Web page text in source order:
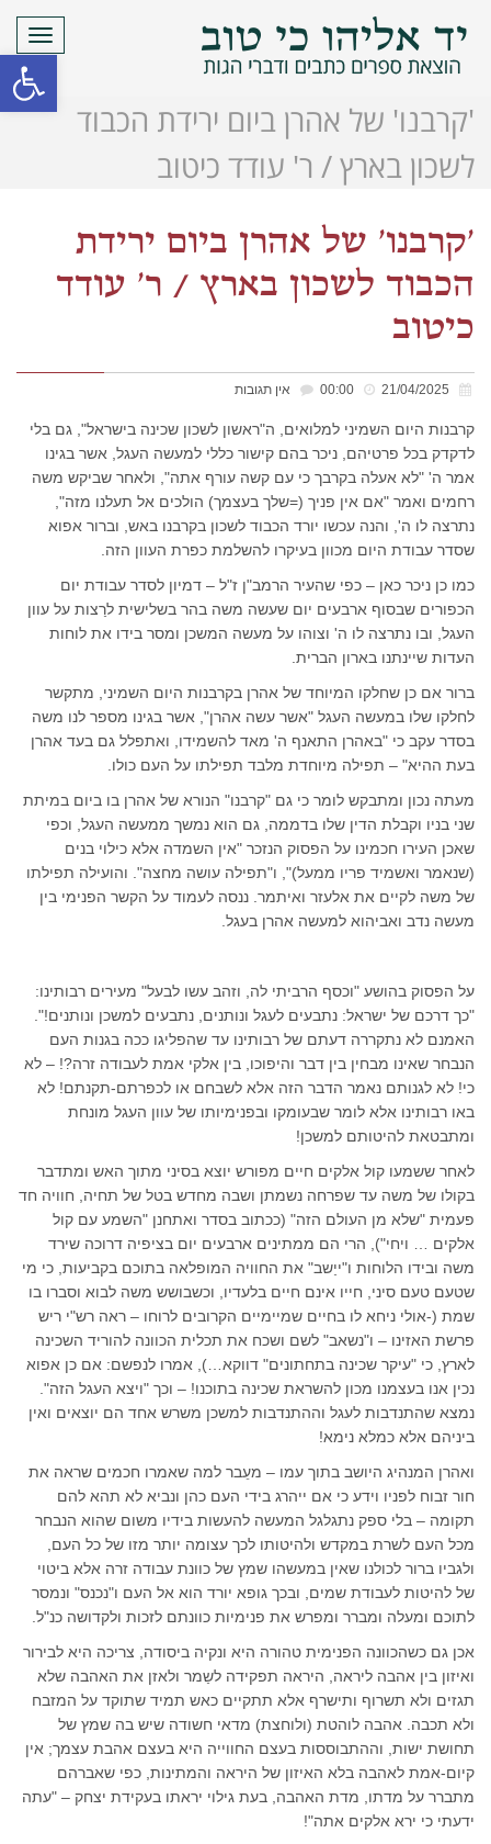
פתח
'קרבנו' של אהרן ביום ירידת הכבוד
לשכון בארץ / ר' עודד כיטוב
'קרבנו' של אהרן ביום ירידת
הכבוד לשכון בארץ / ר' עודד
כיטוב
אין תגובות
קרבנות היום השמיני למלואים, ה"ראשון לשכון שכינה בישראל", גם בלי
לדקדק בכל פרטיהם, ניכר בהם קישור כללי למעשה העגל, אשר בגינו
אמר ה' "לא אעלה בקרבך כי עם קשה עורף אתה", ולאחר שביקש משה
רחמים ואמר "אם אין פניך (=שלך בעצמך) הולכים אל תעלנו מזה",
נתרצה לו ה', והנה עכשו יורד הכבוד לשכון בקרבנו באש, וברור אפוא
שסדר עבודת היום מכוון בעיקרו להשלמת כפרת העוון הזה.
כמו כן ניכר כאן – כפי שהעיר הרמב"ן ז"ל – דמיון לסדר עבודת יום
הכפורים שבסוף ארבעים יום שעשה משה בהר בשלישית לרַצות על עוון
העגל, ובו נתרצה לו ה' וצוהו על מעשה המשכן ומסר בידו את לוחות
העדות שיינתנו בארון הברית.
ברור אם כן שחלקו המיוחד של אהרן בקרבנות היום השמיני, מתקשר
לחלקו שלו במעשה העגל "אשר עשה אהרן", אשר בגינו מספר לנו משה
בסדר עקב כי "באהרן התאנף ה' מאד להשמידו, ואתפלל גם בעד אהרן
בעת ההיא" – תפילה מיוחדת מלבד תפילתו על העם כולו.
מעתה נכון ומתבקש לומר כי גם "קרבנו" הנורא של אהרן בו ביום במיתת
שני בניו וקבלת הדין שלו בדממה, גם הוא נמשך ממעשה העגל, וכפי
שאכן העירו חכמינו על הפסוק הנזכר "אין השמדה אלא כילוי בנים
(שנאמר ואשמיד פריו ממעל)", ו"תפילה עושה מחצה". והועילה תפילתו
של משה לקיים את אלעזר ואיתמר. ננסה לעמוד על הקשר הפנימי בין
מעשה נדב ואביהוא למעשה אהרן בעגל.
על הפסוק בהושע "וכסף הרביתי לה, וזהב עשו לבעל" מעירים רבותינו:
"כך דרכם של ישראל: נתבעים לעגל ונותנים, נתבעים למשכן ונותנים!".
האמנם לא נתקררה דעתם של רבותינו עד שהפליגו ככה בגנות העם
הנבחר שאינו מבחין בין דבר והיפוכו, בין אלקי אמת לעבודה זרה?! – לא
כי! לא לגנותם נאמר הדבר הזה אלא לשבחם או לכפרתם-תקנתם! לא
באו רבותינו אלא לומר שבעומקו ובפנימיותו של עוון העגל מונחת
ומתבטאת להיטותם למשכן!
לאחר ששמעו קול אלקים חיים מפורש יוצא בסיני מתוך האש ומתדבר
בקולו של משה עד שפרחה נשמתן ושבה מחדש בטל של תחיה, חוויה חד
פעמית "שלא מן העולם הזה" (ככתוב בסדר ואתחנן "השמע עם קול
אלקים … ויחי"), הרי הם ממתינים ארבעים יום בציפיה דרוכה שירד
משה ובידו הלוחות ו"ייַשב" את החוויה המופלאה בתוכם בקביעות, כי מי
שטעם טעם סיני, חייו אינם חיים בלעדיו, וכשבושש משה לבוא וסברו בו
שמת (-אולי ניחא לו בחיים שמיימיים הקרובים לרוחו – ראה רש"י ריש
פרשת האזינו – ו"נשאב" לשם ושכח את תכלית הכוונה להוריד השכינה
לארץ, כי "עיקר שכינה בתחתונים" דווקא…), אמרו לנפשם: אם כן אפוא
נכין אנו בעצמנו מכון להשראת שכינה בתוכנו! – וכך "ויצא העגל הזה".
נמצא שהתנדבות לעגל וההתנדבות למשכן משרש אחד הם יוצאים ואין
ביניהם אלא כמלא נימא!
ואהרן המנהיג היושב בתוך עמו – מעֵבר למה שאמרו חכמים שראה את
חור זבוח לפניו וידע כי אם ייהרג בידי העם כהן ונביא לא תהא להם
תקומה – בלי ספק נתגלגל המעשה להעשות בידיו משום שהוא הנבחר
מכל העם לשרת במקדש ולהיטותו לכך עצומה יותר מזו של כל העם,
ולגביו ברור לכולנו שאין במעשהו שמץ של כוונת עבודה זרה אלא ביטוי
של להיטות לעבודת שמים, ובכך גופא יורד הוא אל העם ו"נכנס" ונמסר
לתוכם ומעלה ומברר ומפרש את פנימיות כוונתם לזכות ולקדושה כנ"ל.
אכן גם כשהכוונה הפנימית טהורה היא ונקיה ביסודה, צריכה היא לבירור
ואיזון בין אהבה ליראה, היראה תפקידה לשַמר ולאזן את האהבה שלא
תגזים ולא תשרוף ותישרף אלא תתקיים כאש תמיד שתוקד על המזבח
ולא תכבה. אהבה לוהטת (ולוחצת) מדאי חשודה שיש בה שמץ של
תחושת ישות, וההתבוססות בעצם החווייה היא בעצם אהבת עצמך; אין
קיום-אמת לאהבה בלא האיזון של היראה והמתינות, כפי שאברהם
מתברר על מדתו, מדת האהבה, בעת גילוי יראתו בעקידת יצחק – "עתה
ידעתי כי ירא אלקים אתה"!